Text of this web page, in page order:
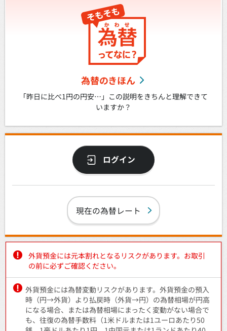
為替のきほん
「昨日に比べ1円の円安…」この説明をきちんと理解できて
いますか？
ログイン
現在の為替レート
外貨預金には元本割れとなるリスクがあります。お取引
の前に必ずご確認ください。
外貨預金には為替変動リスクがあります。外貨預金の預入
時（円→外貨）より払戻時（外貨→円）の為替相場が円高
になる場合、または為替相場にまったく変動がない場合で
も、往復の為替手数料（1米ドルまたは1ユーロあたり50